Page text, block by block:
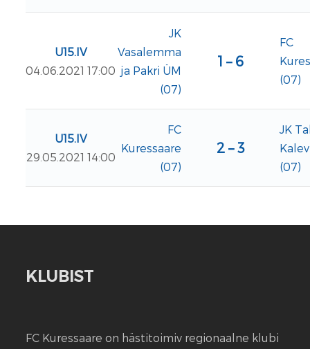
U15.IV
04.06.2021 17:00
JK
Vasalemma
ja Pakri ÜM
(07)
1 – 6
FC
(07)
U15.IV
29.05.2021 14:00
FC
Kuressaare
(07)
2 – 3
JK
(07)
KLUBIST
FC Kuressaare on hästitoimiv regionaalne klubi